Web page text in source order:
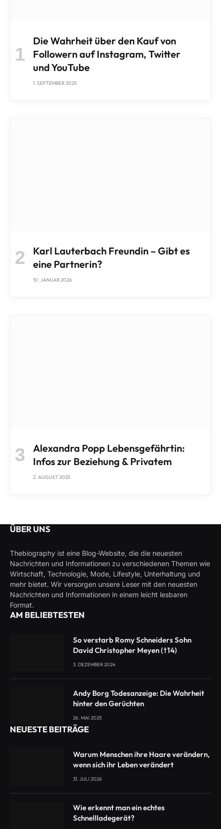
Die Wahrheit über den Kauf von
Followern auf Instagram, Twitter
und YouTube
1. SEPTEMBER 2025
Karl Lauterbach Freundin – Gibt es
eine Partnerin?
10. JANUAR 2026
Alexandra Popp Lebensgefährtin:
Infos zur Beziehung & Privatem
2. AUGUST 2025
ÜBER UNS
Thebiography ist eine Blog-Website, die die neuesten
Nachrichten und Informationen zu verschiedenen Themen wie
Wirtschaft, Technologie, Mode, Lifestyle, Unterhaltung und
mehr bietet. Wir versorgen unsere Leser mit den neuesten
Nachrichten und Informationen in einem leicht lesbaren
Format.
AM BELIEBTESTEN
So verstarb Romy Schneiders Sohn
David Christopher Meyen (†14)
3. DEZEMBER 2024
Andy Borg Todesanzeige: Die Wahrheit
hinter den Gerüchten
26. MAI 2025
NEUESTE BEITRÄGE
Warum Menschen ihre Haare verändern,
wenn sich ihr Leben verändert
31. JULI 2026
Wie erkennt man ein echtes
Schnellladegerät?